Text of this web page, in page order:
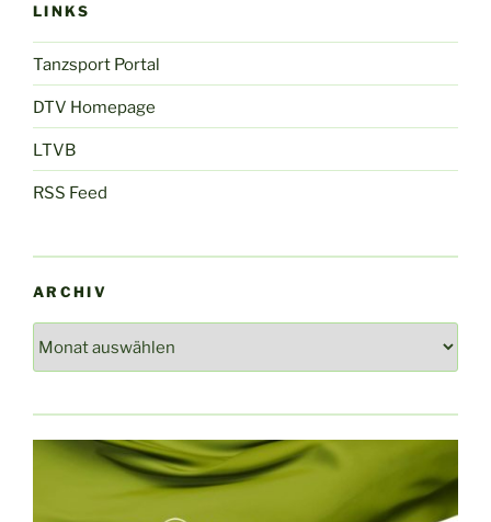
LINKS
Tanzsport Portal
DTV Homepage
LTVB
RSS Feed
ARCHIV